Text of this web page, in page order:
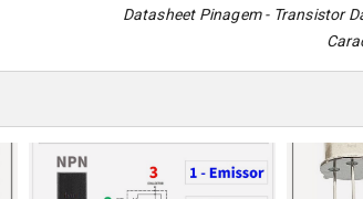
Datasheet Pinagem - Transistor